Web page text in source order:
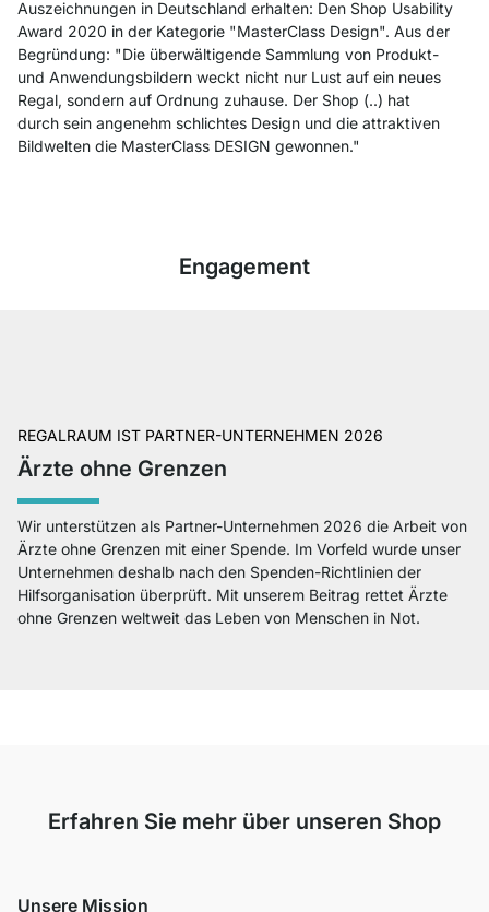
Auszeichnungen in Deutschland erhalten: Den Shop Usability
Award 2020 in der Kategorie "MasterClass Design". Aus der
Begründung: "Die überwältigende Sammlung von Produkt-
und Anwendungsbildern weckt nicht nur Lust auf ein neues
Regal, sondern auf Ordnung zuhause. Der Shop (..) hat
durch sein angenehm schlichtes Design und die attraktiven
Bildwelten die MasterClass DESIGN gewonnen."
Engagement
REGALRAUM IST PARTNER-UNTERNEHMEN 2026
Ärzte ohne Grenzen
Wir unterstützen als Partner-Unternehmen 2026 die Arbeit von
Ärzte ohne Grenzen mit einer Spende. Im Vorfeld wurde unser
Unternehmen deshalb nach den Spenden-Richtlinien der
Hilfsorganisation überprüft. Mit unserem Beitrag rettet Ärzte
ohne Grenzen weltweit das Leben von Menschen in Not.
Erfahren Sie mehr über unseren Shop
Unsere Mission